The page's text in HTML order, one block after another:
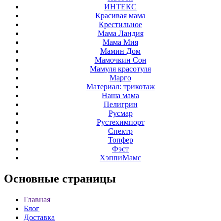
ИНТЕКС
Красивая мама
Крестильное
Мама Ландия
Мама Мия
Мамин Дом
Мамочкин Сон
Мамуля красотуля
Марго
Материал: трикотаж
Наша мама
Пелигрин
Русмар
Рустехимпорт
Спектр
Топфер
Фэст
ХэппиМамс
Основные страницы
Главная
Блог
Доставка